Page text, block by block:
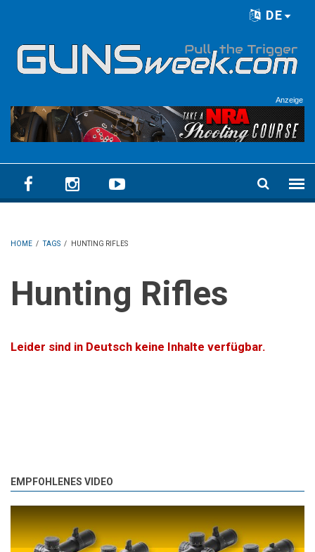
DE
Anzeige
HOME / TAGS / HUNTING RIFLES
Hunting Rifles
Leider sind in Deutsch keine Inhalte verfügbar.
EMPFOHLENES VIDEO